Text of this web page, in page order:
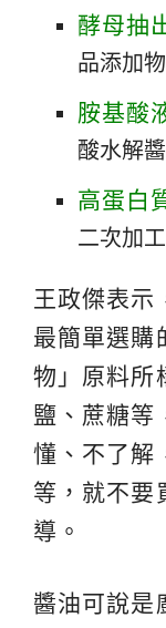
酵母抽
品添加
胺基酸
酸水解
高蛋白
二次加
王政傑表示
最簡單選購
物」原料所
鹽、蔗糖等
懂、不了解
等，就不要
導。
醬油可說是